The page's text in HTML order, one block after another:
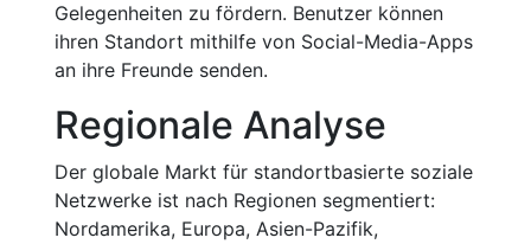
Gelegenheiten zu fördern. Benutzer können
ihren Standort mithilfe von Social-Media-Apps
an ihre Freunde senden.
Regionale Analyse
Der globale Markt für standortbasierte soziale
Netzwerke ist nach Regionen segmentiert:
Nordamerika, Europa, Asien-Pazifik,